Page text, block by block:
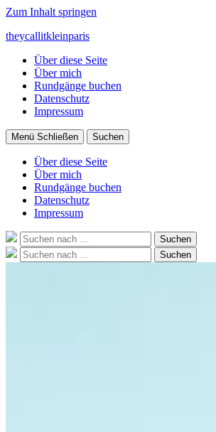
Zum Inhalt springen
theycallitkleinparis
Über diese Seite
Über mich
Rundgänge buchen
Datenschutz
Impressum
Menü Schließen Suchen
Über diese Seite
Über mich
Rundgänge buchen
Datenschutz
Impressum
Suche
nach:
Suchen
Suche
nach:
Suchen